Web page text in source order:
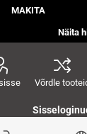
MAKITA
Võrdle